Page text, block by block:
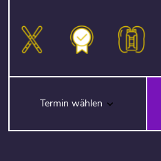
Termin wählen